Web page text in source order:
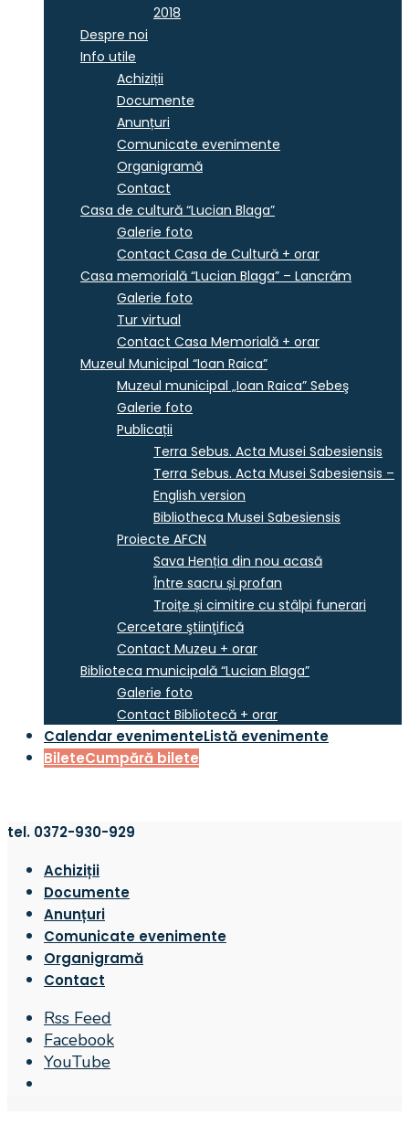
2018
Despre noi
Info utile
Achiziții
Documente
Anunțuri
Comunicate evenimente
Organigramă
Contact
Casa de cultură “Lucian Blaga”
Galerie foto
Contact Casa de Cultură + orar
Casa memorială “Lucian Blaga” – Lancrăm
Galerie foto
Tur virtual
Contact Casa Memorială + orar
Muzeul Municipal “Ioan Raica”
Muzeul municipal „Ioan Raica” Sebeş
Galerie foto
Publicații
Terra Sebus. Acta Musei Sabesiensis
Terra Sebus. Acta Musei Sabesiensis –
English version
Bibliotheca Musei Sabesiensis
Proiecte AFCN
Sava Henția din nou acasă
Între sacru și profan
Troițe și cimitire cu stâlpi funerari
Cercetare ştiinţifică
Contact Muzeu + orar
Biblioteca municipală “Lucian Blaga”
Galerie foto
Contact Bibliotecă + orar
Calendar evenimenteListă evenimente
BileteCumpără bilete
tel. 0372-930-929
Achiziții
Documente
Anunțuri
Comunicate evenimente
Organigramă
Contact
Rss Feed
Facebook
YouTube